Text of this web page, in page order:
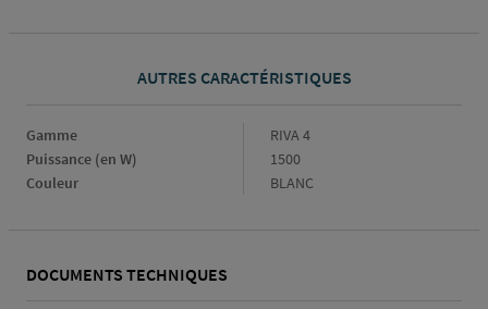
AUTRES CARACTÉRISTIQUES
Gamme Gamme
RIVA 4
Puissance (en W)
Puissance
(en
W)
1500
Couleur
Couleur
BLANC
DOCUMENTS TECHNIQUES